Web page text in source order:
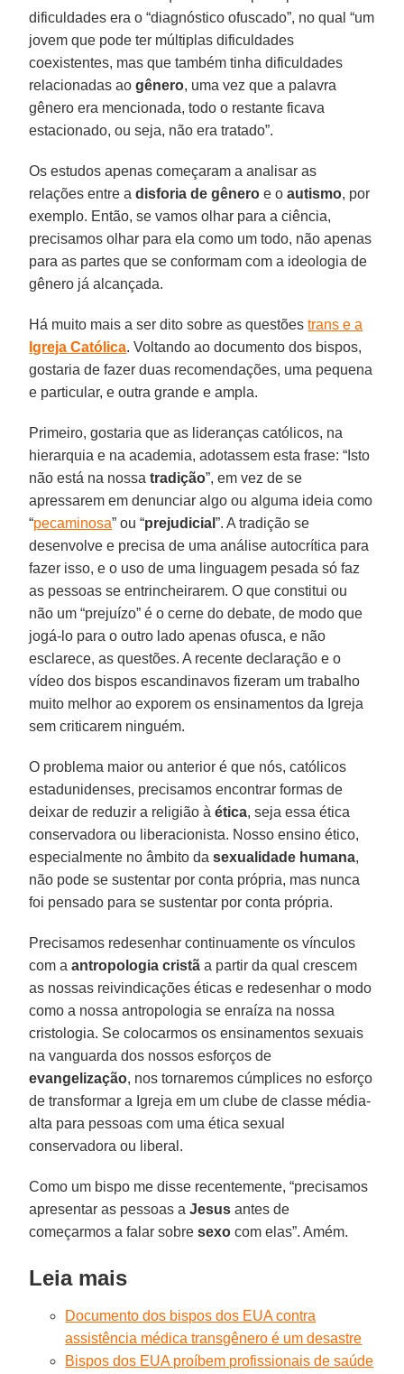
dificuldades era o “diagnóstico ofuscado”, no qual “um
jovem que pode ter múltiplas dificuldades
coexistentes, mas que também tinha dificuldades
relacionadas aogênero, uma vez que a palavra
gênero era mencionada, todo o restante ficava
estacionado, ou seja, não era tratado”.
Os estudos apenas começaram a analisar as
relações entre adisforia de gênero e oautismo, por
exemplo. Então, se vamos olhar para a ciência,
precisamos olhar para ela como um todo, não apenas
para as partes que se conformam com a ideologia de
gênero já alcançada.
Há muito mais a ser dito sobre as questõestrans e a
Igreja Católica. Voltando ao documento dos bispos,
gostaria de fazer duas recomendações, uma pequena
e particular, e outra grande e ampla.
Primeiro, gostaria que as lideranças católicos, na
hierarquia e na academia, adotassem esta frase: “Isto
não está na nossatradição”, em vez de se
apressarem em denunciar algo ou alguma ideia como
“pecaminosa” ou “prejudicial”. A tradição se
desenvolve e precisa de uma análise autocrítica para
fazer isso, e o uso de uma linguagem pesada só faz
as pessoas se entrincheirarem. O que constitui ou
não um “prejuízo” é o cerne do debate, de modo que
jogá-lo para o outro lado apenas ofusca, e não
esclarece, as questões. A recente declaração e o
vídeo dos bispos escandinavos fizeram um trabalho
muito melhor ao exporem os ensinamentos da Igreja
sem criticarem ninguém.
O problema maior ou anterior é que nós, católicos
estadunidenses, precisamos encontrar formas de
deixar de reduzir a religião àética, seja essa ética
conservadora ou liberacionista. Nosso ensino ético,
especialmente no âmbito dasexualidade humana,
não pode se sustentar por conta própria, mas nunca
foi pensado para se sustentar por conta própria.
Precisamos redesenhar continuamente os vínculos
com aantropologia cristã a partir da qual crescem
as nossas reivindicações éticas e redesenhar o modo
como a nossa antropologia se enraíza na nossa
cristologia. Se colocarmos os ensinamentos sexuais
na vanguarda dos nossos esforços de
evangelização, nos tornaremos cúmplices no esforço
de transformar a Igreja em um clube de classe média-
alta para pessoas com uma ética sexual
conservadora ou liberal.
Como um bispo me disse recentemente, “precisamos
apresentar as pessoas aJesus antes de
começarmos a falar sobresexo com elas”. Amém.
Leia mais
Documento dos bispos dos EUA contra
assistência médica transgênero é um desastre
Bispos dos EUA proíbem profissionais de saúde